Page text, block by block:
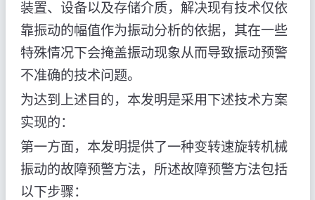
装置、设备以及存储介质，解决现有技术仅依
靠振动的幅值作为振动分析的依据，其在一些
特殊情况下会掩盖振动现象从而导致振动预警
不准确的技术问题。
为达到上述目的，本发明是采用下述技术方案
实现的：
第一方面，本发明提供了一种变转速旋转机械
振动的故障预警方法，所述故障预警方法包括
以下步骤：